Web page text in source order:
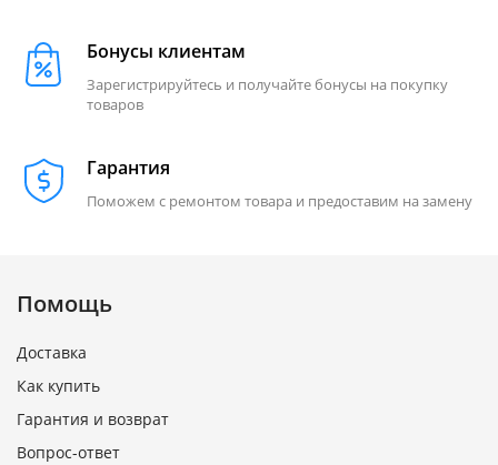
Бонусы клиентам
Зарегистрируйтесь и получайте бонусы на покупку
товаров
Гарантия
Поможем с ремонтом товара и предоставим на замену
Помощь
Доставка
Как купить
Гарантия и возврат
Вопрос-ответ